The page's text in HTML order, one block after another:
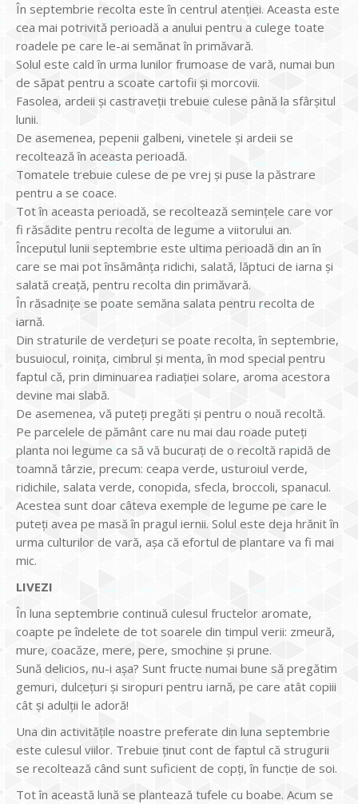
În septembrie recolta este în centrul atenției. Aceasta este
cea mai potrivită perioadă a anului pentru a culege toate
roadele pe care le-ai semănat în primăvară.
Solul este cald în urma lunilor frumoase de vară, numai bun
de săpat pentru a scoate cartofii și morcovii.
Fasolea, ardeii și castraveții trebuie culese până la sfârșitul
lunii.
De asemenea, pepenii galbeni, vinetele și ardeii se
recoltează în aceasta perioadă.
Tomatele trebuie culese de pe vrej și puse la păstrare
pentru a se coace.
Tot în aceasta perioadă, se recoltează semințele care vor
fi răsădite pentru recolta de legume a viitorului an.
Începutul lunii septembrie este ultima perioadă din an în
care se mai pot însămânța ridichi, salată, lăptuci de iarna și
salată creață, pentru recolta din primăvară.
În răsadnițe se poate semăna salata pentru recolta de
iarnă.
Din straturile de verdețuri se poate recolta, în septembrie,
busuiocul, roinița, cimbrul și menta, în mod special pentru
faptul că, prin diminuarea radiației solare, aroma acestora
devine mai slabă.
De asemenea, vă puteți pregăti și pentru o nouă recoltă.
Pe parcelele de pământ care nu mai dau roade puteți
planta noi legume ca să vă bucurați de o recoltă rapidă de
toamnă târzie, precum: ceapa verde, usturoiul verde,
ridichile, salata verde, conopida, sfecla, broccoli, spanacul.
Acestea sunt doar câteva exemple de legume pe care le
puteți avea pe masă în pragul iernii. Solul este deja hrănit în
urma culturilor de vară, așa că efortul de plantare va fi mai
mic.
LIVEZI
În luna septembrie continuă culesul fructelor aromate,
coapte pe îndelete de tot soarele din timpul verii: zmeură,
mure, coacăze, mere, pere, smochine și prune.
Sună delicios, nu-i așa? Sunt fructe numai bune să pregătim
gemuri, dulcețuri și siropuri pentru iarnă, pe care atât copiii
cât și adulții le adoră!
Una din activitățile noastre preferate din luna septembrie
este culesul viilor. Trebuie ținut cont de faptul că strugurii
se recoltează când sunt suficient de copți, în funcție de soi.
Tot în această lună se plantează tufele cu boabe. Acum se